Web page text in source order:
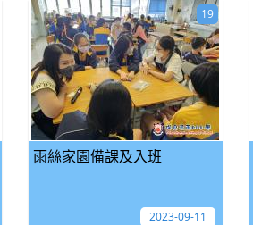
雨絲家園備課及入班
19
2023-09-11